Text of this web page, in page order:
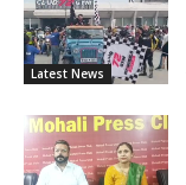
Latest News